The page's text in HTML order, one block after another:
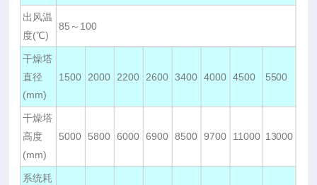
出风温
度(℃)
85～100
干燥塔
直径
(mm)
1500 2000 2200 2600 3400 4000 4500 5500
干燥塔
高度
(mm)
5000 5800 6000 6900 8500 9700 11000 13000
系统耗